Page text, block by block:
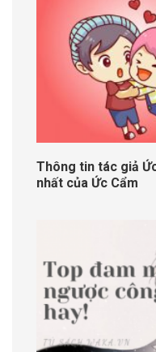
Thông tin tác giả
nhất của Ức Cẩm